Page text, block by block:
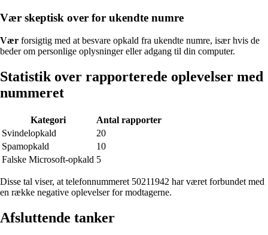
Vær skeptisk over for ukendte numre
Vær forsigtig med at besvare opkald fra ukendte numre, især hvis de
beder om personlige oplysninger eller adgang til din computer.
Statistik over rapporterede oplevelser med
nummeret
Kategori
Antal rapporter
Svindelopkald
20
Spamopkald
10
Falske Microsoft-opkald 5
Disse tal viser, at telefonnummeret 50211942 har været forbundet med
en række negative oplevelser for modtagerne.
Afsluttende tanker